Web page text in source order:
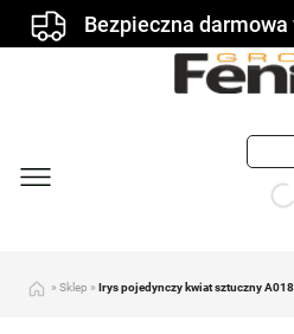
Bezpieczna darmowa
» Sklep » Irys pojedynczy kwiat sztuczny